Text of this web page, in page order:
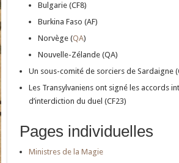
Bulgarie (CF8)
Burkina Faso (AF)
Norvège (QA)
Nouvelle-Zélande (QA)
Un sous-comité de sorciers de Sardaigne
Les Transylvaniens ont signé les accords
d’interdiction du duel (CF23)
Pages individuelles
Ministres de la Magie